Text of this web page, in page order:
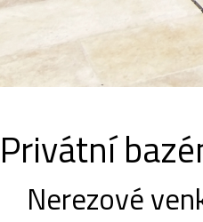
Privátní
Nerezové